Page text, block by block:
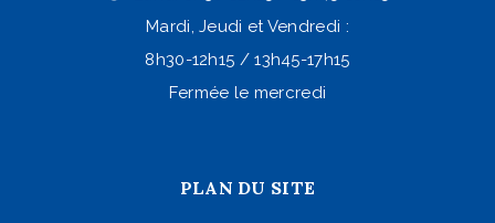
Mardi, Jeudi et Vendredi :
8h30-12h15 / 13h45-17h15
Fermée le mercredi
PLAN DU SITE